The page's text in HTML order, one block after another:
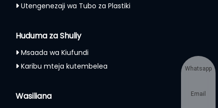
Utengenezaji wa Tubo za Plastiki
Huduma za Shuliy
Msaada wa Kiufundi
Karibu mteja kutembelea
Wasiliana
Whatsapp
Email